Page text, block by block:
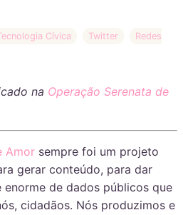
Cívica Twitter
Redes
na Operação Serenata de
Amor sempre foi um projeto
gerar conteúdo, para dar
de dados públicos que
cidadãos. Nós produzimos e